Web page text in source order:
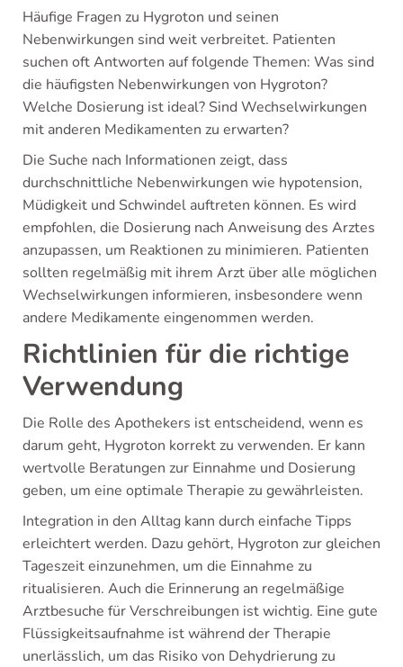
Häufige Fragen zu Hygroton und seinen
Nebenwirkungen sind weit verbreitet. Patienten
suchen oft Antworten auf folgende Themen: Was sind
die häufigsten Nebenwirkungen von Hygroton?
Welche Dosierung ist ideal? Sind Wechselwirkungen
mit anderen Medikamenten zu erwarten?
Die Suche nach Informationen zeigt, dass
durchschnittliche Nebenwirkungen wie hypotension,
Müdigkeit und Schwindel auftreten können. Es wird
empfohlen, die Dosierung nach Anweisung des Arztes
anzupassen, um Reaktionen zu minimieren. Patienten
sollten regelmäßig mit ihrem Arzt über alle möglichen
Wechselwirkungen informieren, insbesondere wenn
andere Medikamente eingenommen werden.
Richtlinien für die richtige
Verwendung
Die Rolle des Apothekers ist entscheidend, wenn es
darum geht, Hygroton korrekt zu verwenden. Er kann
wertvolle Beratungen zur Einnahme und Dosierung
geben, um eine optimale Therapie zu gewährleisten.
Integration in den Alltag kann durch einfache Tipps
erleichtert werden. Dazu gehört, Hygroton zur gleichen
Tageszeit einzunehmen, um die Einnahme zu
ritualisieren. Auch die Erinnerung an regelmäßige
Arztbesuche für Verschreibungen ist wichtig. Eine gute
Flüssigkeitsaufnahme ist während der Therapie
unerlässlich, um das Risiko von Dehydrierung zu